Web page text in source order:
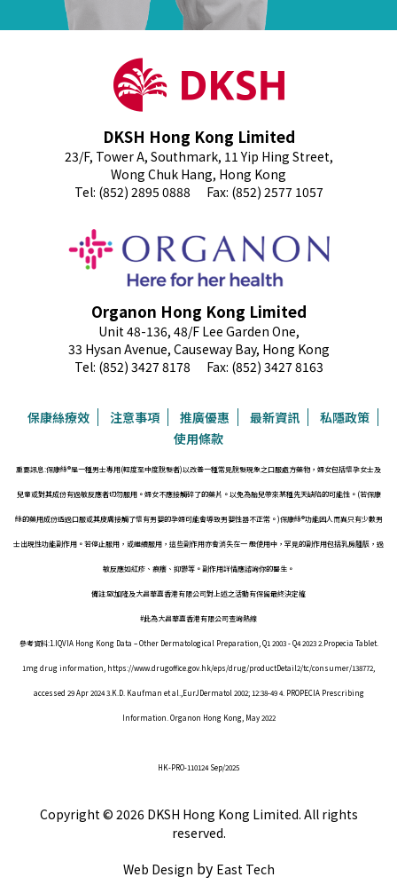
DKSH Hong Kong Limited
23/F, Tower A, Southmark, 11 Yip Hing Street,
Wong Chuk Hang, Hong Kong
Tel: (852) 2895 0888
Fax: (852) 2577 1057
Organon Hong Kong Limited
Unit 48-136, 48/F Lee Garden One,
33 Hysan Avenue, Causeway Bay, Hong Kong
Tel: (852) 3427 8178
Fax: (852) 3427 8163
保康絲療效 注意事項 推廣優惠 最新資訊
私隱政策
使用條款
重要訊息:保康絲®是一種男士專用(輕度至中度脫髮者)以改善一種常見脫髮現象之口服處方藥物，婦女包括懷孕女士及
兒童或對其成份有過敏反應者切勿服用。婦女不應接觸碎了的藥片。以免為胎兒帶來某種先天缺陷的可能性。(若保康
絲的藥用成份透過口服或其皮膚接觸了懷有男嬰的孕婦可能會導致男嬰性器不正常。)保康絲®功能因人而異只有少數男
士出現性功能副作用。若停止服用，或繼續服用，這些副作用亦會消失在一 般使用中，罕見的副作用包括乳房腫脹，過
敏反應如紅疹、痕癢、抑鬱等。副作用詳情應諮詢你的醫生。
備註:歐加隆及大昌華嘉香港有限公司對上述之活動有保留最終決定權
#此為大昌華嘉香港有限公司查詢熱線
參考資料:1.IQVIA Hong Kong Data – Other Dermatological Preparation, Q1 2003 - Q4 2023 2.Propecia Tablet.
1mg drug information, https://www.drugoffice.gov.hk/eps/drug/productDetail2/tc/consumer/138772,
accessed 29 Apr 2024 3.K.D. Kaufman et al.,EurJDermatol 2002; 12:38-49 4. PROPECIA Prescribing
Information. Organon Hong Kong, May 2022
HK-PRO-110124 Sep/2025
Copyright © 2026 DKSH Hong Kong Limited. All rights
reserved.
Web Design by East Tech